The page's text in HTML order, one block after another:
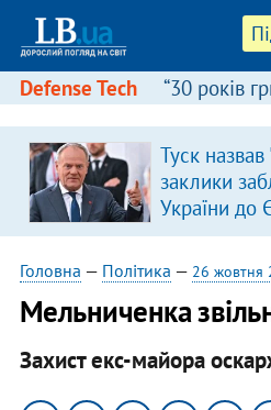
Defense Tech “30 років
Туск назвав
заклики
України до
припинити
риторику
Головна — Політика — 26 жовтня
Мельниченка
Захист екс-майора